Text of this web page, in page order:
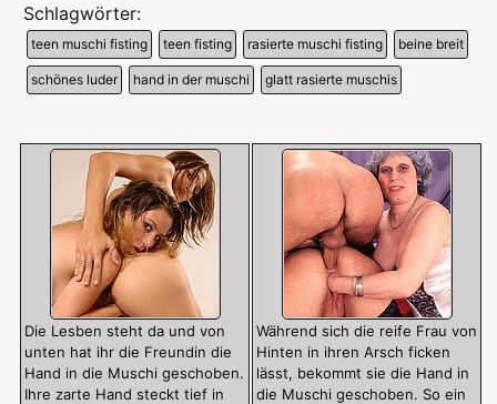
Schlagwörter:
teen muschi fisting teen fisting rasierte muschi fisting beine breit
schönes luder hand in der muschi glatt rasierte muschis
Die Lesben steht da und von
unten hat ihr die Freundin die
Hand in die Muschi geschoben.
Ihre zarte Hand steckt tief in
Während sich die reife Frau von
Hinten in ihren Arsch ficken
lässt, bekommt sie die Hand in
die Muschi geschoben. So ein